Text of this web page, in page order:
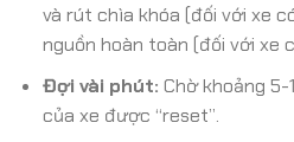
và rút chìa khóa (đối với xe
nguồn hoàn toàn (đối với xe
Đợi vài phút: Chờ khoảng
của xe được “reset”.